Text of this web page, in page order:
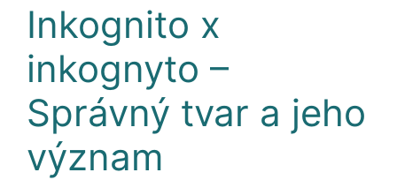
Inkognito x
inkognyto –
Správný tvar a jeho
význam